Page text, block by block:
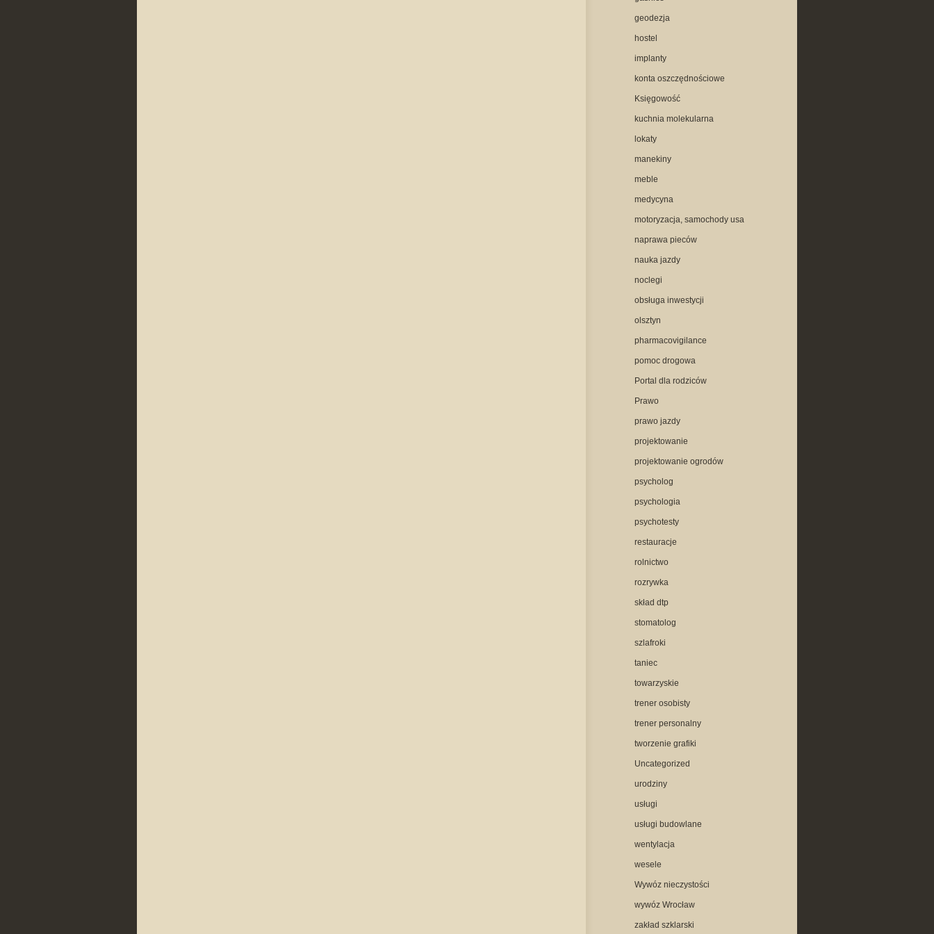
geodezja
hostel
implanty
konta oszczędnościowe
Księgowość
kuchnia molekularna
lokaty
manekiny
meble
medycyna
motoryzacja, samochody usa
naprawa pieców
nauka jazdy
noclegi
obsługa inwestycji
olsztyn
pharmacovigilance
pomoc drogowa
Portal dla rodziców
Prawo
prawo jazdy
projektowanie
projektowanie ogrodów
psycholog
psychologia
psychotesty
restauracje
rolnictwo
rozrywka
skład dtp
stomatolog
szlafroki
taniec
towarzyskie
trener osobisty
trener personalny
tworzenie grafiki
Uncategorized
urodziny
usługi
usługi budowlane
wentylacja
wesele
Wywóz nieczystości
wywóz Wrocław
zakład szklarski